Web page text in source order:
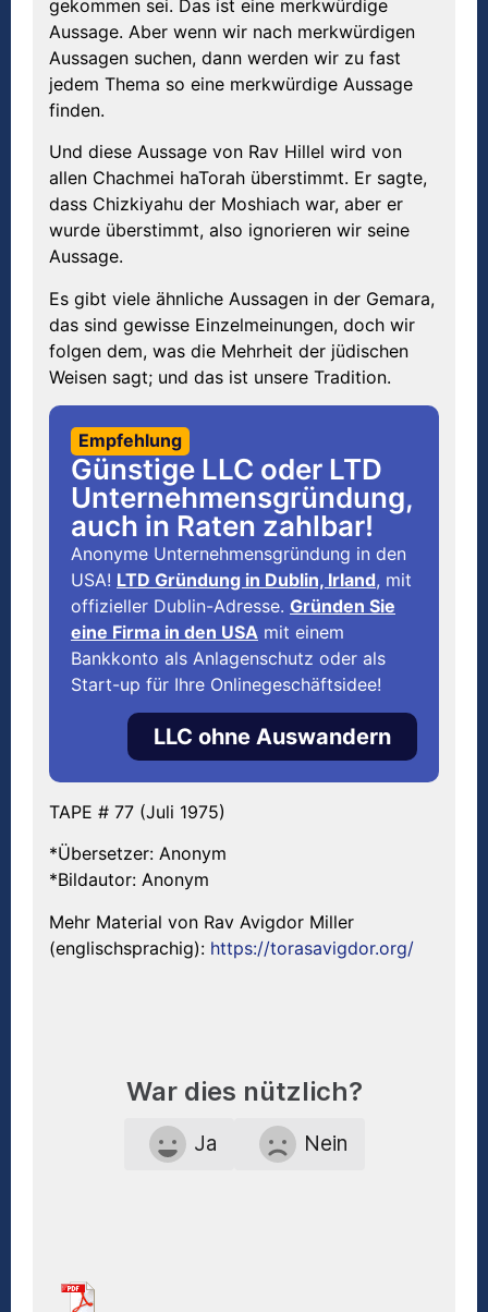
gekommen sei. Das ist eine merkwürdige
Aussage. Aber wenn wir nach merkwürdigen
Aussagen suchen, dann werden wir zu fast
jedem Thema so eine merkwürdige Aussage
finden.
Und diese Aussage von Rav Hillel wird von
allen Chachmei haTorah überstimmt. Er sagte,
dass Chizkiyahu der Moshiach war, aber er
wurde überstimmt, also ignorieren wir seine
Aussage.
Es gibt viele ähnliche Aussagen in der Gemara,
das sind gewisse Einzelmeinungen, doch wir
folgen dem, was die Mehrheit der jüdischen
Weisen sagt; und das ist unsere Tradition.
Empfehlung
Günstige LLC oder LTD
Unternehmensgründung,
auch in Raten zahlbar!
Anonyme Unternehmensgründung in den
USA! LTD Gründung in Dublin, Irland, mit
offizieller Dublin-Adresse. Gründen Sie
eine Firma in den USA mit einem
Bankkonto als Anlagenschutz oder als
Start-up für Ihre Onlinegeschäftsidee!
LLC ohne Auswandern
TAPE # 77 (Juli 1975)
*Übersetzer: Anonym
*Bildautor: Anonym
Mehr Material von Rav Avigdor Miller
(englischsprachig): https://torasavigdor.org/
War dies nützlich?
Ja Nein